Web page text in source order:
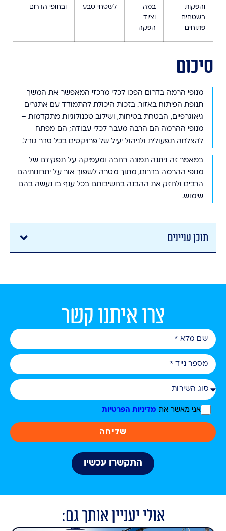
והפקות
בשטחים
פתוחים
במה
וציוד
הפקה
לשטחי טבע
ובחופי הדרום
סיכום
מנופי הרמה בדרום הפכו לכלי מרכזי המאפשר את המשך
תנופת הפיתוח באזור. בזכות היכולת להתמודד עם אתגרים
גיאוגרפיים, הבטחת בטיחות, ושילוב טכנולוגיות מתקדמות –
מנופי ההרמה הם הרבה מעבר לכלי עבודה; הם מפתח
להצלחה תפעולית ולניהול יעיל של פרויקטים בכל סדר גודל.
במאמר זה ניתנה תמונה רחבה ומעמיקה על תפקידם של
מנופי ההרמה בדרום, מתוך מטרה לשפוך אור על יתרונותיהם
הרבים ולחזק את ההבנה בחשיבותם בכל ענף בו נעשה בהם
שימוש.
תוכן עניינים
צרו איתנו קשר
אני מאשר את מדיניות הפרטיות
שליחה
התקשרו עכשיו
אולי יעניין אותך גם: